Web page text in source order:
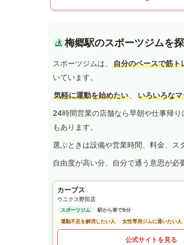
梅郷駅のスポーツジムを
スポーツジムは、 自分のペースで筋ト
いています。
気軽に運動を始めたい 、 いろいろな
24時間営業の店舗なら早朝や仕事帰
もあります。
選ぶときは設備や営業時間、料金、ス
自由度が高い分、自分で通う意思が必
カーブス
ウニクス野田店
スポーツジム
駅から車で9分
運動不足を解消したい人
女性専用ジムに通いたい人
公式サイトを見る